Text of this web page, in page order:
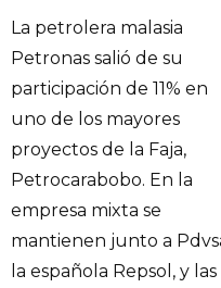
La petrolera malasia
Petronas salió de su
participación de 11% en
uno de los mayores
proyectos de la Faja,
Petrocarabobo. En la
empresa mixta se
mantienen junto a
la española Repsol, y las